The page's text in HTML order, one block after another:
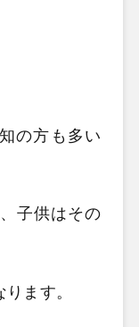
の方も多い
子供はその
ます。